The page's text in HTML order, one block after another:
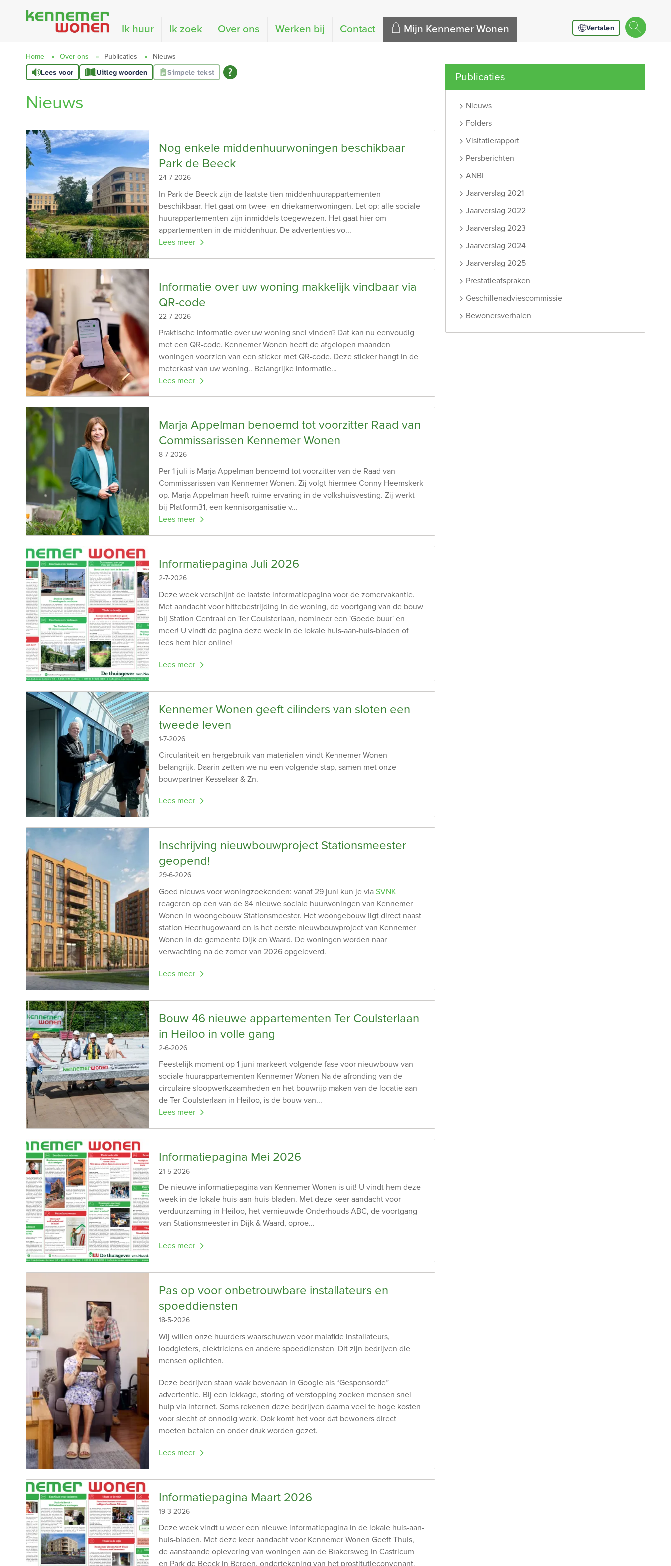
Naar hoofdinhoud
Naar hoofdnavigatiemenu
Naar zoeken
Naar de homepage
Ik huur Ik zoek Over ons Werken bij Contact Mijn Kennemer Wonen Vertalen
Home Over ons Publicaties Nieuws
Lees voor Uitleg woorden Simpele tekst
Nieuws
Nog enkele middenhuurwoningen beschikbaar
Park de Beeck
24-7-2026
In Park de Beeck zijn de laatste tien middenhuurappartementen
beschikbaar. Het gaat om twee- en driekamerwoningen. Let op: alle sociale
huurappartementen zijn inmiddels toegewezen. Het gaat hier om
appartementen in de middenhuur. De advertenties vo...
Lees meer
Informatie over uw woning makkelijk vindbaar via
QR-code
22-7-2026
Praktische informatie over uw woning snel vinden? Dat kan nu eenvoudig
met een QR-code. Kennemer Wonen heeft de afgelopen maanden
woningen voorzien van een sticker met QR-code. Deze sticker hangt in de
meterkast van uw woning.. Belangrijke informatie...
Lees meer
Marja Appelman benoemd tot voorzitter Raad van
Commissarissen Kennemer Wonen
8-7-2026
Per 1 juli is Marja Appelman benoemd tot voorzitter van de Raad van
Commissarissen van Kennemer Wonen. Zij volgt hiermee Conny Heemskerk
op. Marja Appelman heeft ruime ervaring in de volkshuisvesting. Zij werkt
bij Platform31, een kennisorganisatie v...
Lees meer
Informatiepagina Juli 2026
2-7-2026
Deze week verschijnt de laatste informatiepagina voor de zomervakantie.
Met aandacht voor hittebestrijding in de woning, de voortgang van de bouw
bij Station Centraal en Ter Coulsterlaan, nomineer een 'Goede buur' en
meer! U vindt de pagina deze week in de lokale huis-aan-huis-bladen of
lees hem hier online!
Lees meer
Kennemer Wonen geeft cilinders van sloten een
tweede leven
1-7-2026
Circulariteit en hergebruik van materialen vindt Kennemer Wonen
belangrijk. Daarin zetten we nu een volgende stap, samen met onze
bouwpartner Kesselaar & Zn.
Lees meer
Inschrijving nieuwbouwproject Stationsmeester
geopend!
29-6-2026
Goed nieuws voor woningzoekenden: vanaf 29 juni kun je viaSVNK
reageren op een van de 84 nieuwe sociale huurwoningen van Kennemer
Wonen in woongebouw Stationsmeester. Het woongebouw ligt direct naast
station Heerhugowaard en is het eerste nieuwbouwproject van Kennemer
Wonen in de gemeente Dijk en Waard. De woningen worden naar
verwachting na de zomer van 2026 opgeleverd.
Lees meer
Bouw 46 nieuwe appartementen Ter Coulsterlaan
in Heiloo in volle gang
2-6-2026
Feestelijk moment op 1 juni markeert volgende fase voor nieuwbouw van
sociale huurappartementen Kennemer Wonen Na de afronding van de
circulaire sloopwerkzaamheden en het bouwrijp maken van de locatie aan
de Ter Coulsterlaan in Heiloo, is de bouw van...
Lees meer
Informatiepagina Mei 2026
21-5-2026
De nieuwe informatiepagina van Kennemer Wonen is uit! U vindt hem deze
week in de lokale huis-aan-huis-bladen. Met deze keer aandacht voor
verduurzaming in Heiloo, het vernieuwde Onderhouds ABC, de voortgang
van Stationsmeester in Dijk & Waard, oproe...
Lees meer
Pas op voor onbetrouwbare installateurs en
spoeddiensten
18-5-2026
Wij willen onze huurders waarschuwen voor malafide installateurs,
loodgieters, elektriciens en andere spoeddiensten. Dit zijn bedrijven die
mensen oplichten.
Deze bedrijven staan vaak bovenaan in Google als “Gesponsorde”
advertentie. Bij een lekkage, storing of verstopping zoeken mensen snel
hulp via internet. Soms rekenen deze bedrijven daarna veel te hoge kosten
voor slecht of onnodig werk. Ook komt het voor dat bewoners direct
moeten betalen en onder druk worden gezet.
Lees meer
Informatiepagina Maart 2026
19-3-2026
Deze week vindt u weer een nieuwe informatiepagina in de lokale huis-aan-
huis-bladen. Met deze keer aandacht voor Kennemer Wonen Geeft Thuis,
de aanstaande oplevering van woningen aan de Brakersweg in Castricum
en Park de Beeck in Bergen, ondertekening van het prostitutieconvenant,
Publicaties
Nieuws
Folders
Visitatierapport
Persberichten
ANBI
Jaarverslag 2021
Jaarverslag 2022
Jaarverslag 2023
Jaarverslag 2024
Jaarverslag 2025
Prestatieafspraken
Geschillenadviescommissie
Bewonersverhalen